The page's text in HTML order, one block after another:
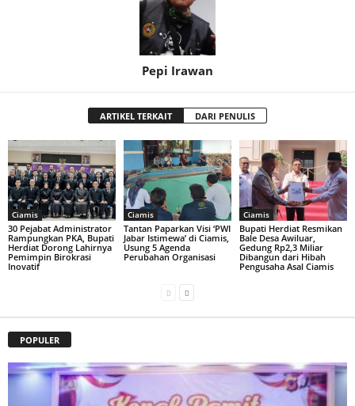
Pepi Irawan
ARTIKEL TERKAIT DARI PENULIS
Ciamis
30 Pejabat Administrator
Rampungkan PKA, Bupati
Herdiat Dorong Lahirnya
Pemimpin Birokrasi
Inovatif
Ciamis
Tantan Paparkan Visi ‘PWI
Jabar Istimewa’ di Ciamis,
Usung 5 Agenda
Perubahan Organisasi
Ciamis
Bupati Herdiat Resmikan
Bale Desa Awiluar,
Gedung Rp2,3 Miliar
Dibangun dari Hibah
Pengusaha Asal Ciamis
POPULER